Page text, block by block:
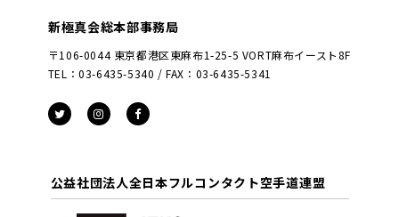
新極真会総本部事務局
〒106-0044 東京都港区東麻布1-25-5 VORT麻布イースト8F
TEL：03-6435-5340 / FAX：03-6435-5341
公益社団法人全日本フルコンタクト空手道連盟